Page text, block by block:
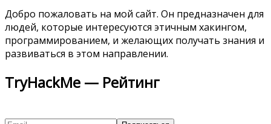
Добро пожаловать на мой сайт. Он предназначен для
людей, которые интересуются этичным хакингом,
программированием, и желающих получать знания и
развиваться в этом направлении.
TryHackMe — Рейтинг